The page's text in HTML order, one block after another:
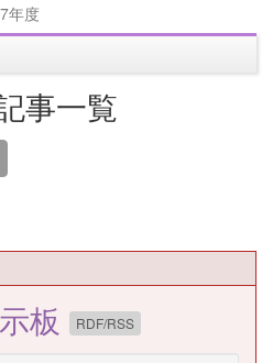
年度
事一覧
板 RDF/RSS